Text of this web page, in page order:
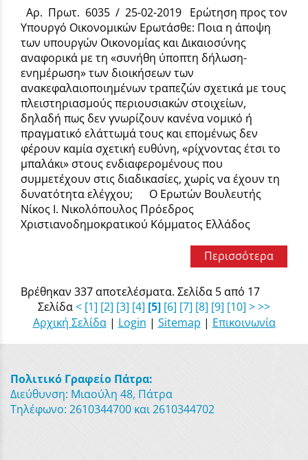
Αρ. Πρωτ. 6035 / 25-02-2019 Ερώτηση προς τον
Υπουργό Οικονομικών Ερωτάσθε: Ποια η άποψη
των υπουργών Οικονομίας και Δικαιοσύνης
αναφορικά με τη «συνήθη ύποπτη δήλωση-
ενημέρωση» των διοικήσεων των
ανακεφαλαιοποιημένων τραπεζών σχετικά με τους
πλειστηριασμούς περιουσιακών στοιχείων,
δηλαδή πως δεν γνωρίζουν κανένα νομικό ή
πραγματικό ελάττωμά τους και επομένως δεν
φέρουν καμία σχετική ευθύνη, «ρίχνοντας έτσι το
μπαλάκι» στους ενδιαφερομένους που
συμμετέχουν στις διαδικασίες, χωρίς να έχουν τη
δυνατότητα ελέγχου; Ο Ερωτών Βουλευτής
Νίκος Ι. Νικολόπουλος Πρόεδρος
Χριστιανοδημοκρατικού Κόμματος Ελλάδος
Περισσότερα
Βρέθηκαν 337 αποτελέσματα. Σελίδα 5 από 17
Σελίδα< [1] [2] [3] [4] [5] [6] [7] [8] [9] [10] >>>
Αρχική Σελίδα| Login | Sitemap | Επικοινωνία
Πολιτικό Γραφείο Πάτρα:
Διεύθυνση: Μιαούλη 48, Πάτρα
Τηλέφωνο: 2610344700 και 2610344702